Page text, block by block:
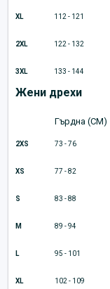
XL 112 - 121
2XL 122 - 132
3XL 133 - 144
Жени дрехи
Гърдна (CM)
2XS 73 - 76
XS 77 - 82
S 83 - 88
M 89 - 94
L 95 - 101
XL 102 - 109